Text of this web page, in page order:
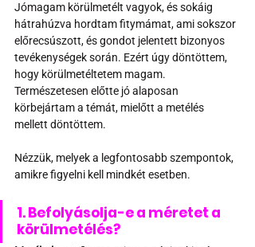
Jómagam körülmetélt vagyok, és sokáig
hátrahúzva hordtam fitymámat, ami sokszor
előrecsúszott, és gondot jelentett bizonyos
tevékenységek során. Ezért úgy döntöttem,
hogy körülmetéltetem magam.
Természetesen előtte jó alaposan
körbejártam a témát, mielőtt a metélés
mellett döntöttem.
Nézzük, melyek a legfontosabb szempontok,
amikre figyelni kell mindkét esetben.
1. Befolyásolja-e a méretet a
körülmetélés?